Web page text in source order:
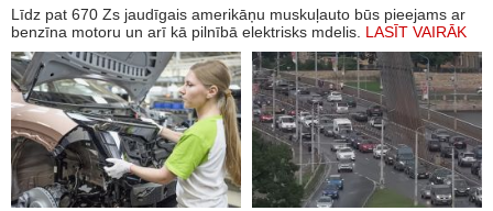
Līdz pat 670 Zs jaudīgais amerikāņu muskuļauto būs pieejams ar
benzīna motoru un arī kā pilnībā elektrisks mdelis. LASĪT VAIRĀK